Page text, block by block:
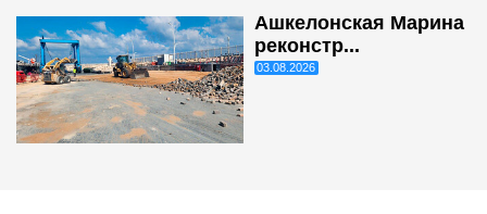
Ашкелонская Марина
реконстр...
03.08.2026